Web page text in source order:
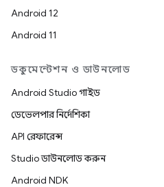
Android 12
Android 11
ডকুমেন্টেশন ও ডাউনলোড
Android Studio গাইড
ডেভেলপার নির্দেশিকা
API রেফারেন্স
Studio ডাউনলোড করুন
Android NDK